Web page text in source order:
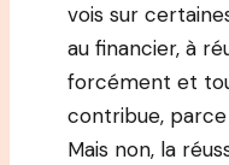
vois sur
au financier, à
forcément et
contribue,
Mais non, la